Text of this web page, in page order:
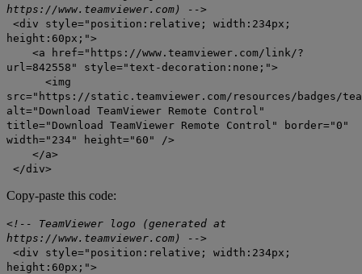
https://www.teamviewer.com) -->
<div style="position:relative; width:234px;
height:60px;">
<a href="https://www.teamviewer.com/link/?
url=842558" style="text-decoration:none;">
<img
src="https://static.teamviewer.com/resources/badges/
alt="Download TeamViewer Remote Control"
title="Download TeamViewer Remote Control" border="0"
width="234" height="60" />
</a>
</div>
Copy-paste this code:
<!-- TeamViewer logo (generated at
https://www.teamviewer.com) -->
<div style="position:relative; width:234px;
height:60px;">